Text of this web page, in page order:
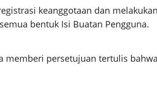
keanggotaan dan
bentuk Isi Buatan Pengguna.
memberi persetujuan tertulis